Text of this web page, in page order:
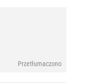
Przetłumaczono